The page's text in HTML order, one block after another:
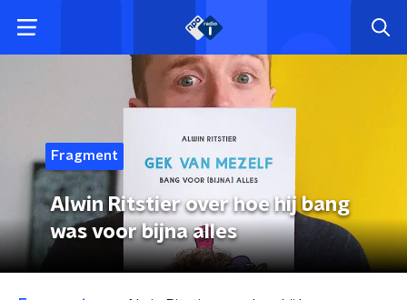
Fragment
Alwin Ritstier over hoe hij bang
was voor bijna alles